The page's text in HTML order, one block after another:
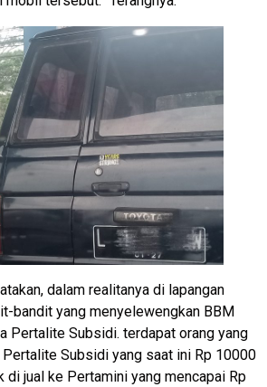
dalam realitanya di lapangan
bandit yang menyelewengkan BBM
Pertalite Subsidi. terdapat orang yang
Pertalite Subsidi yang saat ini Rp 10000
di jual ke Pertamini yang mencapai Rp